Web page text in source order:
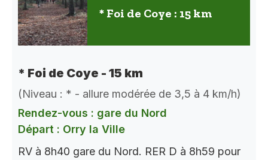
* Foi de Coye : 15 km
* Foi de Coye - 15 km
(Niveau : * - allure modérée de 3,5 à 4 km/h)
Rendez-vous : gare du Nord
Départ : Orry la Ville
RV à 8h40 gare du Nord. RER D à 8h59 pour